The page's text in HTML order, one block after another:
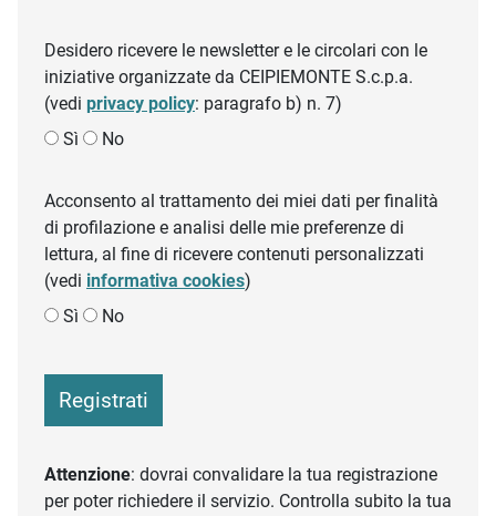
Desidero ricevere le newsletter e le circolari con le
iniziative organizzate da CEIPIEMONTE S.c.p.a.
(vedi privacy policy: paragrafo b) n. 7)
Sì
No
Acconsento al trattamento dei miei dati per finalità
di profilazione e analisi delle mie preferenze di
lettura, al fine di ricevere contenuti personalizzati
(vedi informativa cookies)
Sì
No
Registrati
Attenzione: dovrai convalidare la tua registrazione
per poter richiedere il servizio. Controlla subito la tua